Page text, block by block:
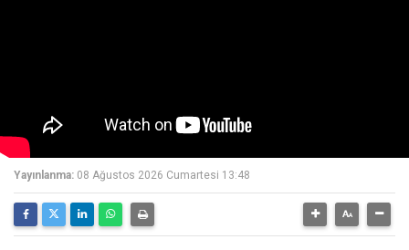
Yayınlanma: 08 Ağustos 2026 Cumartesi 13:48